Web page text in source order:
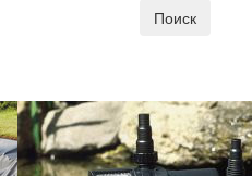
Поиск